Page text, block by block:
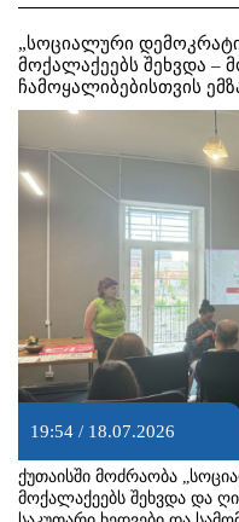
„სოციალური
მოქალაქეებს შეხვდა –
ჩამოყალიბებისთვის
19:54 / 18.07.2026
ქუთაისში მოძრაობა
მოქალაქეებს შეხვდა და